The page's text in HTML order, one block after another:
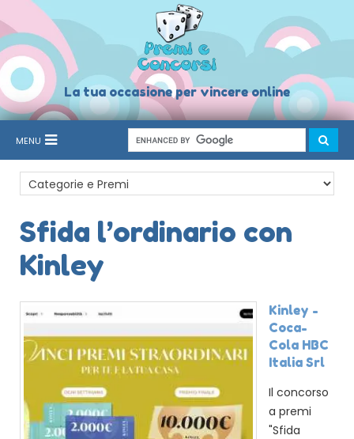
La tua occasione per vincere online
MENU
Sfida l’ordinario con
Kinley
Kinley -
Coca-
Cola HBC
Italia Srl
Il concorso
a premi
"Sfida